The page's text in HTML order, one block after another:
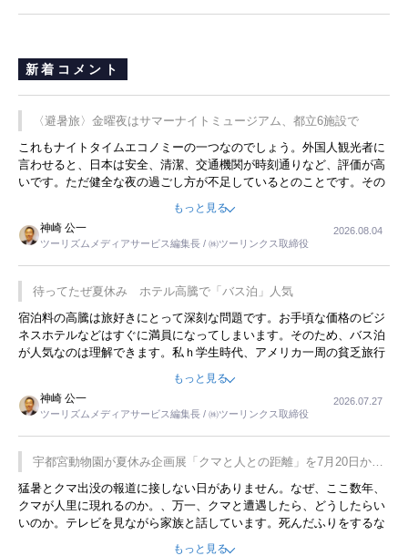
新着コメント
〈避暑旅〉金曜夜はサマーナイトミュージアム、都立6施設で
これもナイトタイムエコノミーの一つなのでしょう。外国人観光者に
言わせると、日本は安全、清潔、交通機関が時刻通りなど、評価が高
いです。ただ健全な夜の過ごし方が不足しているとのことです。その
ような意味で、金曜夜にこのようなイベントが行われれば、日本人に
限らず外国人にとっても楽しみが増えるでしょうね。
もっと見る
神崎 公一
ツーリズムメディアサービス編集長 / ㈱ツーリンクス取締役
2026.08.04
待ってたぜ夏休み ホテル高騰で「バス泊」人気
宿泊料の高騰は旅好きにとって深刻な問題です。お手頃な価格のビジ
ネスホテルなどはすぐに満員になってしまいます。そのため、バス泊
が人気なのは理解できます。私ｈ学生時代、アメリカ一周の貧乏旅行
をした時は、移動はグレイハウンドバスでした。夕方から夜の便を利
用してホテル代を浮かせていました。ただし、若いからできたことで
す。若い人が夜行バスで京都に行った、青森に行ったと聞くと、疲れ
が残らないのかなと思ってしまいます。
もっと見る
神崎 公一
ツーリズムメディアサービス編集長 / ㈱ツーリンクス取締役
2026.07.27
宇都宮動物園が夏休み企画展「クマと人との距離」を7月20日から
開催
猛暑とクマ出没の報道に接しない日がありません。なぜ、ここ数年、
クマが人里に現れるのか。、万一、クマと遭遇したら、どうしたらい
いのか。テレビを見ながら家族と話しています。死んだふりをするな
んてことは、冗談でもいえません。そんな中で、この企画展はタイム
もっと見る